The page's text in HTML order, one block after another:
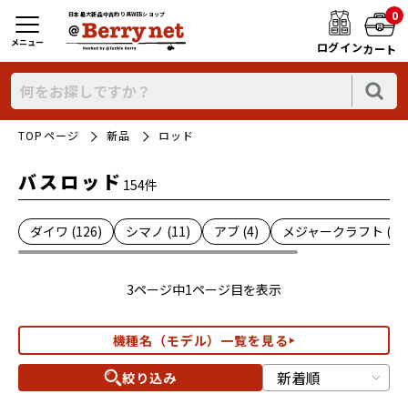
日本最大新品中古釣り具WEBショップ
ログイン
0
カート
メニュー
TOPページ 新品 ロッド
バスロッド 154件
ダイワ (126) シマノ (11) アブ (4) メジャークラフト (1)
3ページ中1ページ目を表示
機種名（モデル）一覧を見る
絞り込み